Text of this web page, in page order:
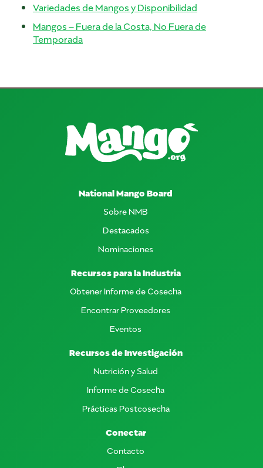
Variedades de Mangos y Disponibilidad
Mangos – Fuera de la Costa, No Fuera de
Temporada
National Mango Board
Sobre NMB
Destacados
Nominaciones
Recursos para la Industria
Obtener Informe de Cosecha
Encontrar Proveedores
Eventos
Recursos de Investigación
Nutrición y Salud
Informe de Cosecha
Prácticas Postcosecha
Conectar
Contacto